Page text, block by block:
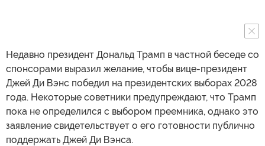
Недавно президент Дональд Трамп в частной беседе со
спонсорами выразил желание, чтобы вице-президент
Джей Ди Вэнс победил на президентских выборах 2028
года. Некоторые советники предупреждают, что Трамп
пока не определился с выбором преемника, однако это
заявление свидетельствует о его готовности публично
поддержать Джей Ди Вэнса.